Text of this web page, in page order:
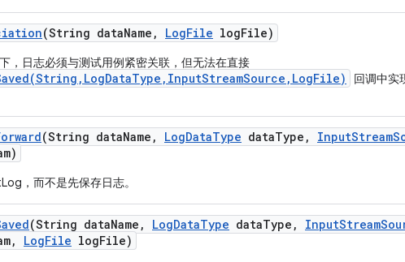
(String dataName , LogFile logFile)
，日志必须与测试用例紧密关联，但无法在直接
回调中实
(String dataName , LogDataType dataType , InputStream
，而不是先保存日志。
(String dataName , LogDataType dataType , InputStream
, LogFile logFile)